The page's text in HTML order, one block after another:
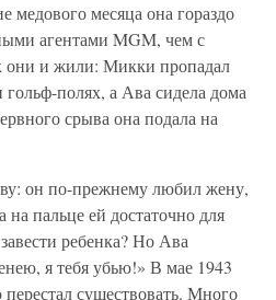
медового месяца она гораздо
агентами MGM, чем с
они и жили: Микки пропадал
гольф-полях, а Ава сидела дома
срыва она подала на
он по-прежнему любил жену,
на пальце ей достаточно для
ребенка? Но Ава
я тебя убью!» В мае 1943
существовать. Много